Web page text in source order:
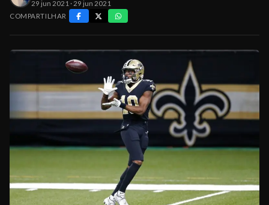
COLUNA DO ZÉ
NOSSA HISTÓRIA
EQUIPE
29 jun 2021 · 29 jun 2021
COMPARTILHAR